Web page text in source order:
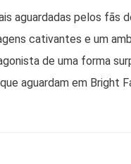
aguardadas pelos fãs
cativantes e um
de uma forma
aguardam em Bright